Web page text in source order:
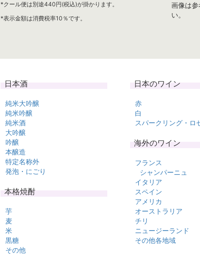
*クール便は別途440円(税込)が掛かります。
*表示金額は消費税率10％です。
画像は
い。
日本酒
純米大吟醸
純米吟醸
純米酒
大吟醸
吟醸
本醸造
特定名称外
発泡・にごり
本格焼酎
芋
麦
米
黒糖
その他
日本のワイン
赤
白
スパークリング・ロ
海外のワイン
フランス
シャンパーニュ
イタリア
スペイン
アメリカ
オーストラリア
チリ
ニュージーランド
その他各地域